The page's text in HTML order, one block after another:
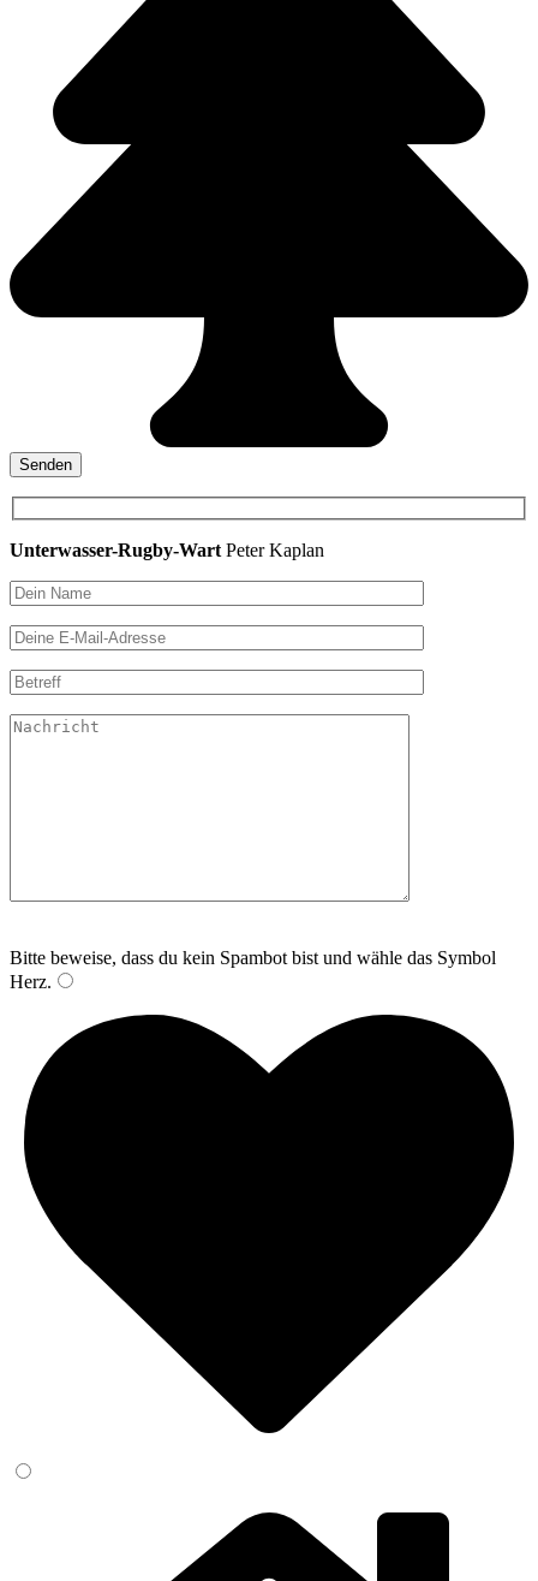
Unterwasser-Rugby-Wart Peter Kaplan
Bitte beweise, dass du kein Spambot bist und wähle das Symbol
Herz.